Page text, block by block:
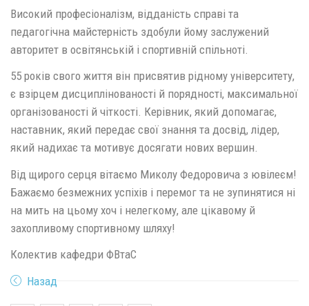
Високий професіоналізм, відданість справі та
педагогічна майстерність здобули йому заслужений
авторитет в освітянській і спортивній спільноті.
55 років свого життя він присвятив рідному університету,
є взірцем дисциплінованості й порядності, максимальної
організованості й чіткості. Керівник, який допомагає,
наставник, який передає свої знання та досвід, лідер,
який надихає та мотивує досягати нових вершин.
Від щирого серця вітаємо Миколу Федоровича з ювілеєм!
Бажаємо безмежних успіхів і перемог та не зупинятися ні
на мить на цьому хоч і нелегкому, але цікавому й
захопливому спортивному шляху!
Колектив кафедри ФВтаС
Назад